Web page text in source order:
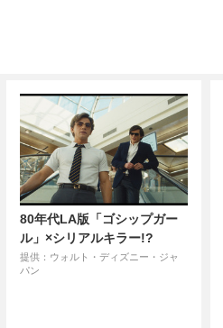
80年代LA版「ゴシップガー
ル」×シリアルキラー!?
提供：ウォルト・ディズニー・ジャ
パン